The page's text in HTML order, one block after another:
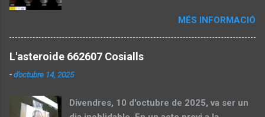
també conegut com a "lluna de sang", és
una oportunitat perfecta per gaudir del cel
nocturn i aprendre sobre la mecànica
contingut en dues parts: una preparatòria
explicacions científiques, i una segona part
MÉS INFORMACIÓ
L'asteroide 662607 Cosialls
-d’octubre 14, 2025
Divendres, 10 d'octubre de 2025, va ser un